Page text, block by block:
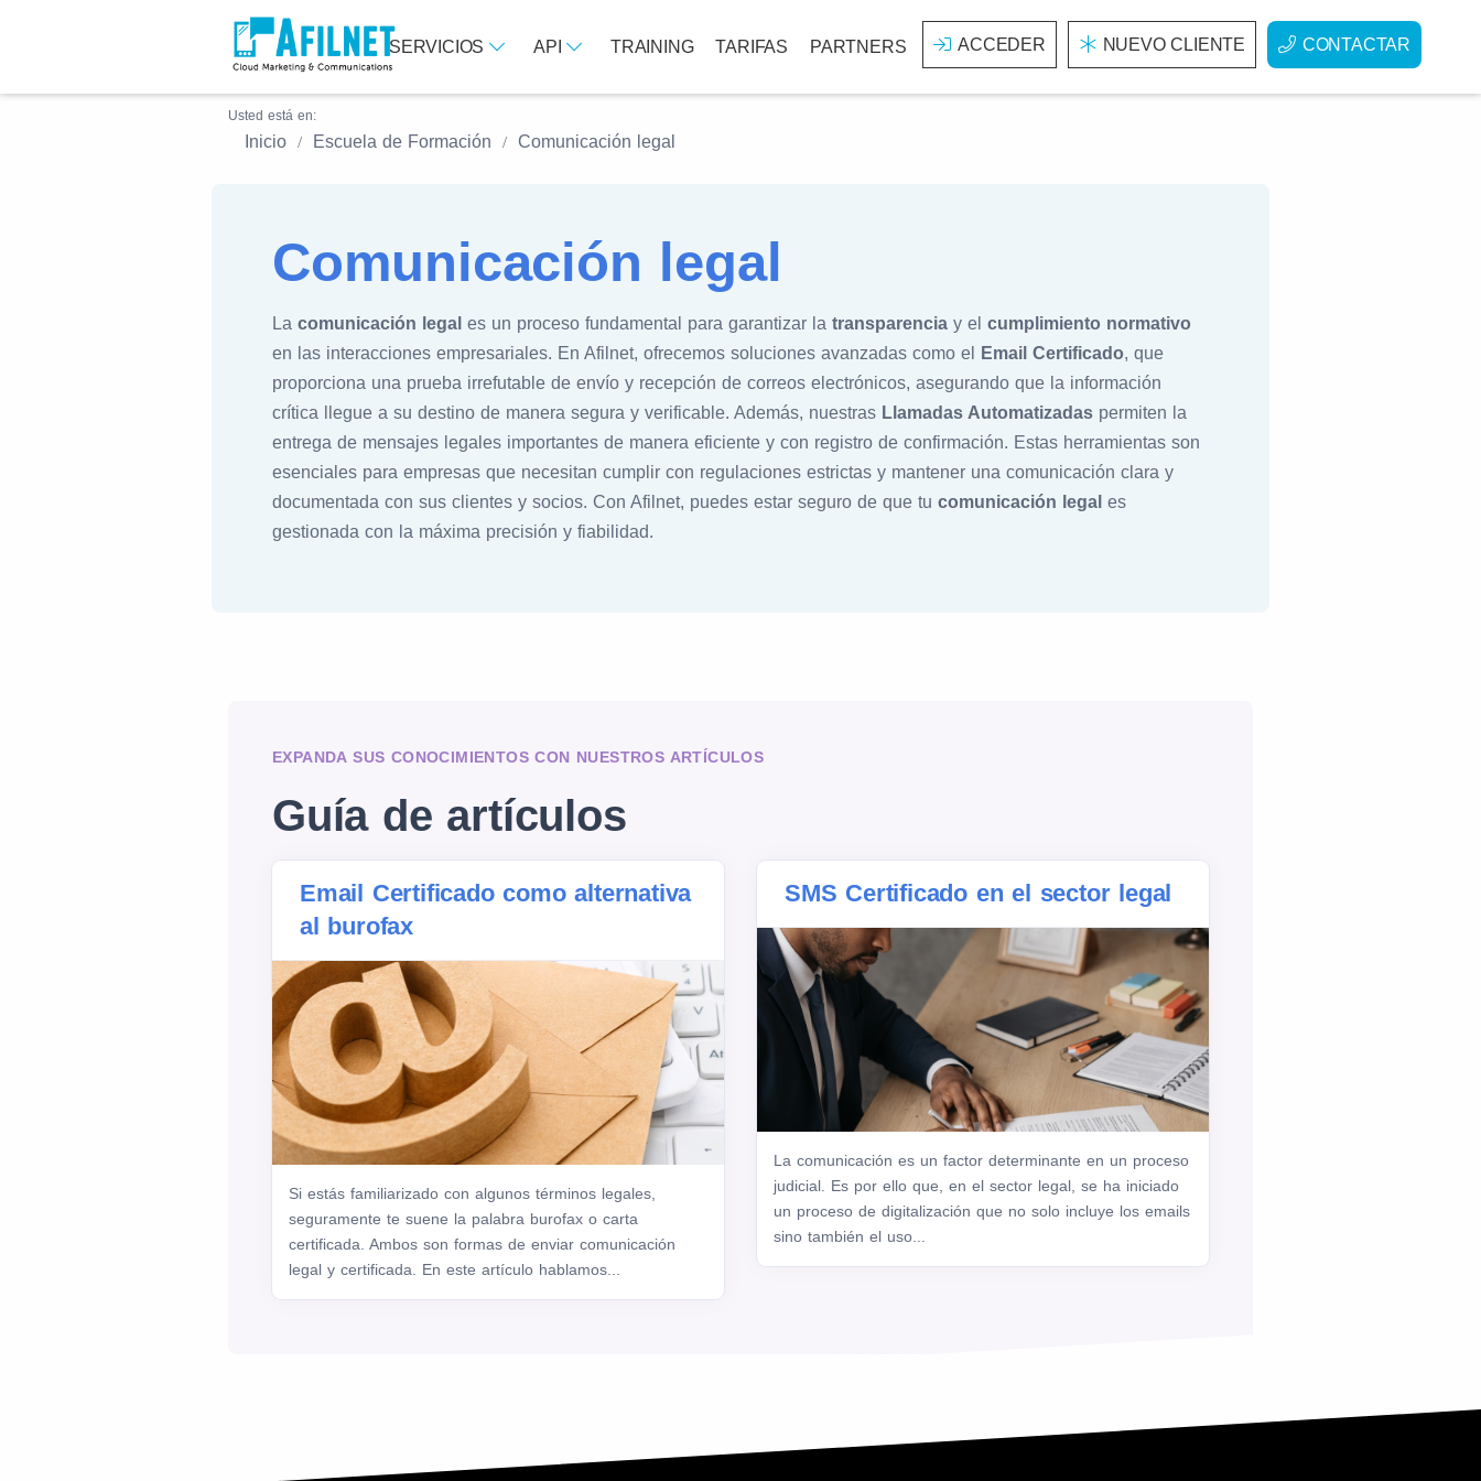
SERVICIOS API TRAINING TARIFAS PARTNERS ACCEDER NUEVO CLIENTE CONTACTAR
Usted está en:
Inicio Escuela de Formación Comunicación legal
Comunicación legal
La comunicación legal es un proceso fundamental para garantizar la transparencia y el cumplimiento normativo
en las interacciones empresariales. En Afilnet, ofrecemos soluciones avanzadas como el
Email Certificado, que
proporciona una prueba irrefutable de envío y recepción de correos electrónicos, asegurando que la información
crítica llegue a su destino de manera segura y verificable. Además, nuestras Llamadas Automatizadas permiten la
entrega de mensajes legales importantes de manera eficiente y con registro de confirmación. Estas herramientas son
esenciales para empresas que necesitan cumplir con regulaciones estrictas y mantener una comunicación clara y
documentada con sus clientes y socios. Con Afilnet, puedes estar seguro de que tu comunicación legal es
gestionada con la máxima precisión y fiabilidad.
EXPANDA SUS CONOCIMIENTOS CON NUESTROS ARTÍCULOS
Guía de artículos
Email Certificado como alternativa
al burofax
Si estás familiarizado con algunos términos legales,
seguramente te suene la palabra burofax o carta
certificada. Ambos son formas de enviar comunicación
legal y certificada. En este artículo hablamos...
SMS Certificado en el sector legal
La comunicación es un factor determinante en un proceso
judicial. Es por ello que, en el sector legal, se ha iniciado
un proceso de digitalización que no solo incluye los emails
sino también el uso...